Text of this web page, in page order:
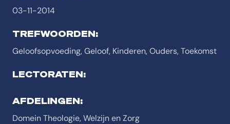
03-11-2014
TREFWOORDEN:
Geloofsopvoeding, Geloof, Kinderen, Ouders, Toekomst
LECTORATEN:
AFDELINGEN:
Domein Theologie, Welzijn en Zorg